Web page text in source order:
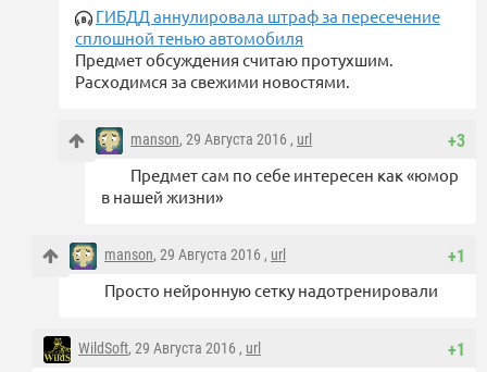
ГИБДД аннулировала штраф за пересечение
сплошной тенью автомобиля
Предмет обсуждения считаю протухшим.
Расходимся за свежими новостями.
+3
manson, 29 Августа 2016 , url
Предмет сам по себе интересен как «юмор
в нашей жизни»
+1
manson, 29 Августа 2016 , url
Просто нейронную сетку надотренировали
+1
WildSoft, 29 Августа 2016 , url